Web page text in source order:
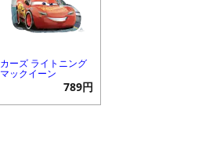
カーズ ライトニング
マックイーン
789円